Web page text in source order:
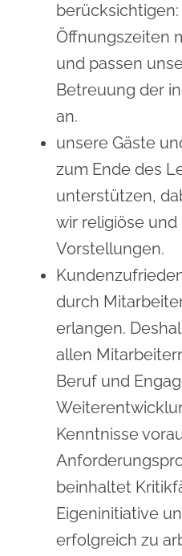
Öffnungszeiten
und passen
Betreuung der
an.
unsere Gäste
zum Ende des
unterstützen,
wir religiöse
Vorstellungen.
durch
erlangen.
allen
Beruf und
Kenntnisse
beinhaltet
Eigeninitiative
erfolgreich zu